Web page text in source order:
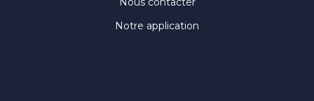
Notre application